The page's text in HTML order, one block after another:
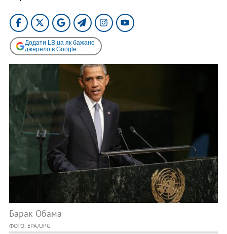
Додати LB.ua як бажане
джерело в Google
Барак Обама
ФОТО: EPA/UPG